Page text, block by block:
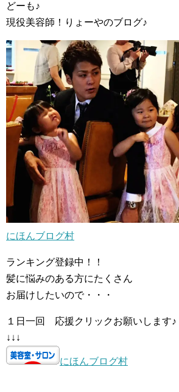
どーも♪
現役美容師！りょーやのブログ♪
にほんブログ村
ランキング登録中！！
髪に悩みのある方にたくさん
お届けしたいので・・・
１日一回 応援クリックお願いします♪
↓↓↓
にほんブログ村